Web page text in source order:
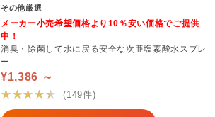
その他厳選
メーカー小売希望価格より10％安い価格でご提供
中！
消臭・除菌して水に戻る安全な次亜塩素酸水スプレ
ー
¥1,386 ～
★★★★★
(149件)